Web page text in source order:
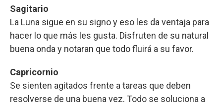
Sagitario
La Luna sigue en su signo y eso les da ventaja para
hacer lo que más les gusta. Disfruten de su natural
buena onda y notaran que todo fluirá a su favor.
Capricornio
Se sienten agitados frente a tareas que deben
resolverse de una buena vez. Todo se soluciona a